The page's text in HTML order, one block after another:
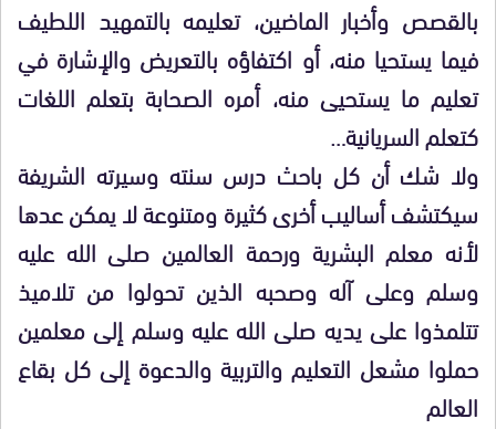
بالقصص وأخبار الماضين، تعليمه بالتمهيد اللطيف
فيما يستحيا منه، أو اكتفاؤه بالتعريض والإشارة في
تعليم ما يستحيى منه، أمره الصحابة بتعلم اللغات
كتعلم السريانية…
ولا شك أن كل باحث درس سنته وسيرته الشريفة
سيكتشف أساليب أخرى كثيرة ومتنوعة لا يمكن عدها
لأنه معلم البشرية ورحمة العالمين صلى الله عليه
وسلم وعلى آله وصحبه الذين تحولوا من تلاميذ
تتلمذوا على يديه صلى الله عليه وسلم إلى معلمين
حملوا مشعل التعليم والتربية والدعوة إلى كل بقاع
العالم